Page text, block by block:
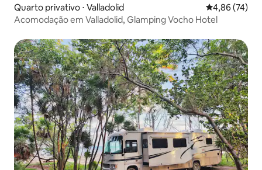
Quarto privativo ⋅ Valladolid 4,86 de uma
4,86 (74)
Acomodação em Valladolid, Glamping Vocho Hotel